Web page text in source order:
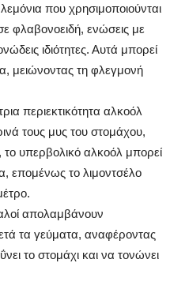
που χρησιμοποιούνται
φλαβονοειδή, ενώσεις με
ιδιότητες. Αυτά μπορεί
μειώνοντας τη φλεγμονή
περιεκτικότητα αλκοόλ
τους μυς του στομάχου,
υπερβολικό αλκοόλ μπορεί
επομένως το λιμοντσέλο
απολαμβάνουν
τα γεύματα, αναφέροντας
το στομάχι και να τονώνει